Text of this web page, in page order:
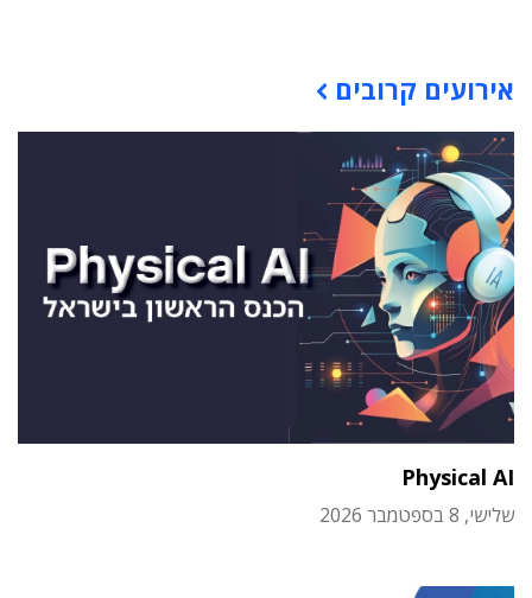
אירועים קרובים
Physical AI
שלישי, 8 בספטמבר 2026